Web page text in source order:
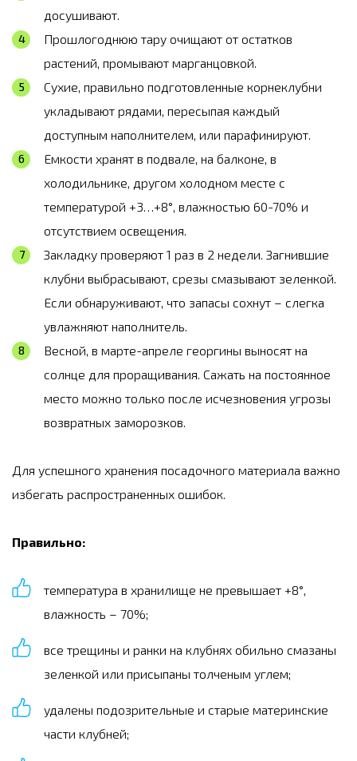
досушивают.
Прошлогоднюю тару очищают от остатков
растений, промывают марганцовкой.
Сухие, правильно подготовленные корнеклубни
укладывают рядами, пересыпая каждый
доступным наполнителем, или парафинируют.
Емкости хранят в подвале, на балконе, в
холодильнике, другом холодном месте с
температурой +3…+8°, влажностью 60-70% и
отсутствием освещения.
Закладку проверяют 1 раз в 2 недели. Загнившие
клубни выбрасывают, срезы смазывают зеленкой.
Если обнаруживают, что запасы сохнут – слегка
увлажняют наполнитель.
Весной, в марте-апреле георгины выносят на
солнце для проращивания. Сажать на постоянное
место можно только после исчезновения угрозы
возвратных заморозков.
Для успешного хранения посадочного материала важно
избегать распространенных ошибок.
Правильно:
температура в хранилище не превышает +8°,
влажность – 70%;
все трещины и ранки на клубнях обильно смазаны
зеленкой или присыпаны толченым углем;
удалены подозрительные и старые материнские
части клубней;